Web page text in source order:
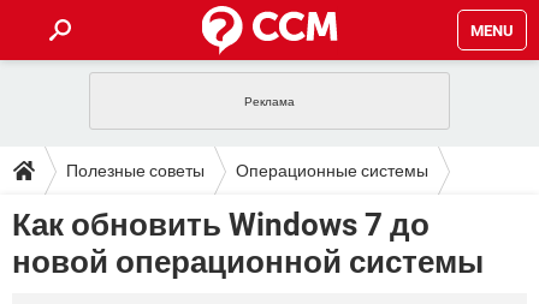
MENU
INSTAGRAM FACEBOOK
ИГРЫ WINDOWS 10
ВКОНТАКТЕ ВИДЕО
ПОЛЕЗНЫЕ СОВЕТЫ
TIKTOK
WHATSAPP INSTAGRAM
ЗАГРУЗКИ
TIKTOK TELEGRAM
ФОРУМ
Полезные советы Операционные системы
Windows Windows 7
Как обновить Windows 7 до
новой операционной системы